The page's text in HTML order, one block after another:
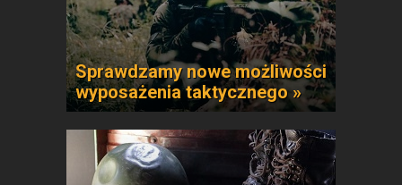
Sprawdzamy nowe możliwości
wyposażenia taktycznego »